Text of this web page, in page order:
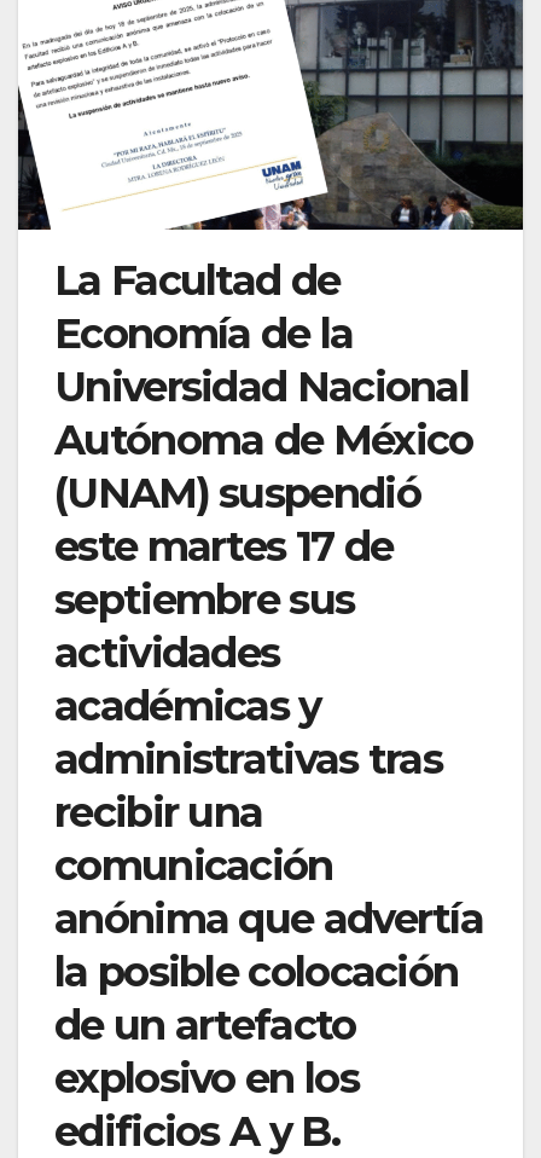
La Facultad de
Economía de la
Universidad Nacional
Autónoma de México
(UNAM) suspendió
este martes 17 de
septiembre sus
actividades
académicas y
administrativas tras
recibir una
comunicación
anónima que advertía
la posible colocación
de un artefacto
explosivo en los
edificios A y B.